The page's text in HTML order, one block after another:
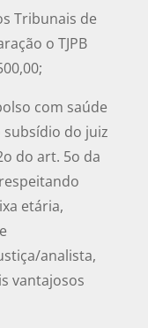
Tribunais de
o TJPB
com saúde
subsídio do juiz
do art. 5o da
etária,
analista,
vantajosos